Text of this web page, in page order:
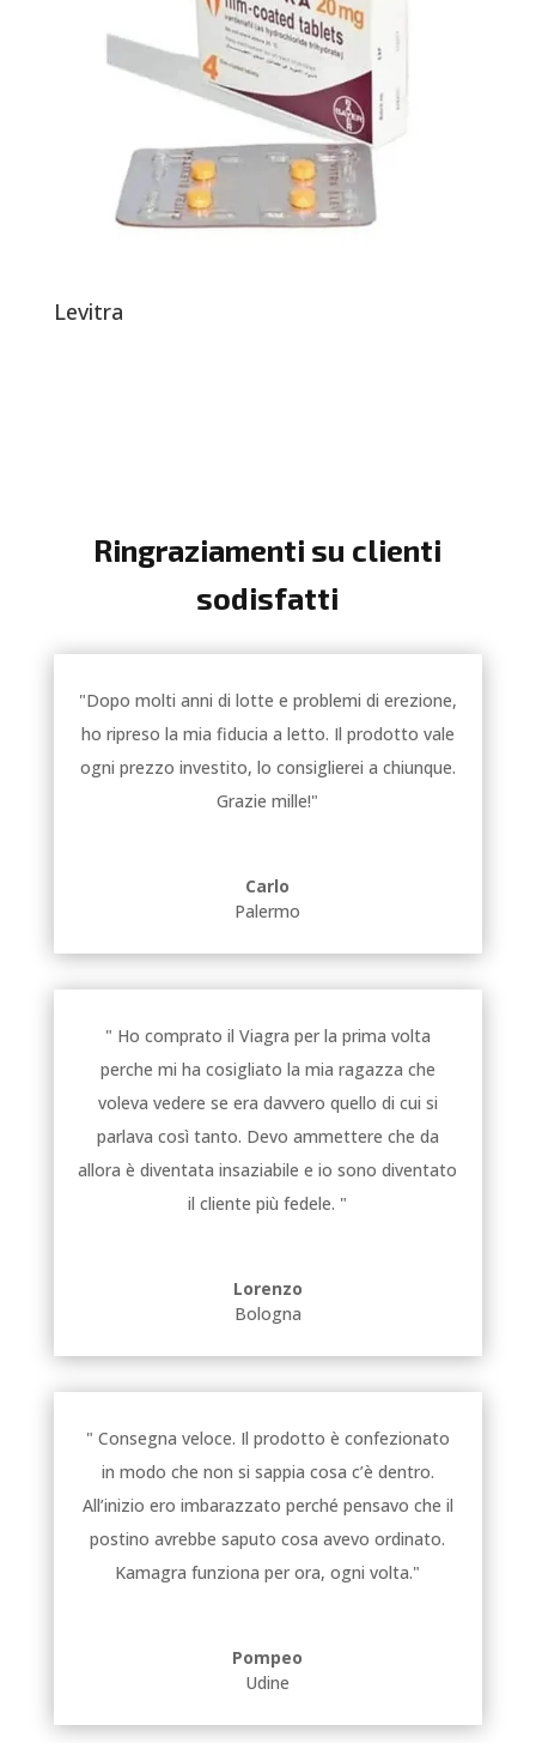
Levitra
Ringraziamenti su clienti
sodisfatti
"Dopo molti anni di lotte e problemi di erezione,
ho ripreso la mia fiducia a letto. Il prodotto vale
ogni prezzo investito, lo consiglierei a chiunque.
Grazie mille!"
Carlo
Palermo
" Ho comprato il Viagra per la prima volta
perche mi ha cosigliato la mia ragazza che
voleva vedere se era davvero quello di cui si
parlava così tanto. Devo ammettere che da
allora è diventata insaziabile e io sono diventato
il cliente più fedele. "
Lorenzo
Bologna
" Consegna veloce. Il prodotto è confezionato
in modo che non si sappia cosa c’è dentro.
All’inizio ero imbarazzato perché pensavo che il
postino avrebbe saputo cosa avevo ordinato.
Kamagra funziona per ora, ogni volta."
Pompeo
Udine